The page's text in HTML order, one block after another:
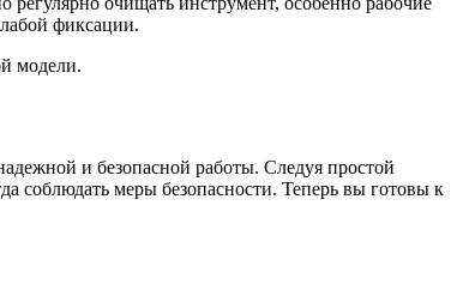
фиксации.
модели.
и безопасной работы. Следуя простой
соблюдать меры безопасности. Теперь вы готовы к